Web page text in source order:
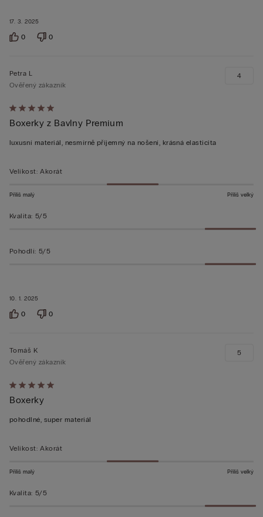
17. 3. 2025
0 0
Hodnocení:
5
z 5
10. 1. 2025
Petra L
Ověřený zákazník
Boxerky z Bavlny Premium
luxusní materiál, nesmírně příjemný na nošení, krásná elasticita
4
Velikost: Akorát
Příliš malý Příliš velký
Kvalita: 5/5
Pohodlí: 5/5
0 0
Hodnocení:
5
z 5
Tomáš K
Ověřený zákazník
Boxerky
pohodlné, super materiál
5
Velikost: Akorát
Příliš malý Příliš velký
Kvalita: 5/5